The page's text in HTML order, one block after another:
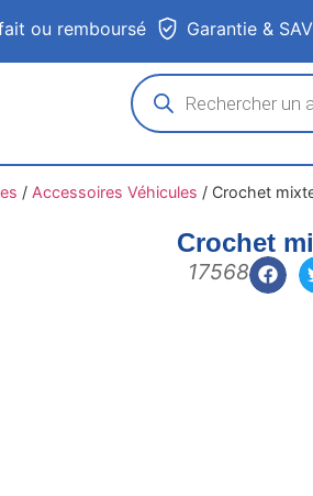
ou remboursé Garantie & SAV
/ Accessoires Véhicules / Crochet
Crochet
17568